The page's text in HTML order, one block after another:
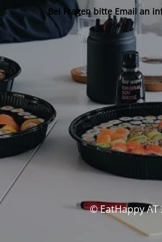
Bei Fragen bitte Email an
© EatHappy AT